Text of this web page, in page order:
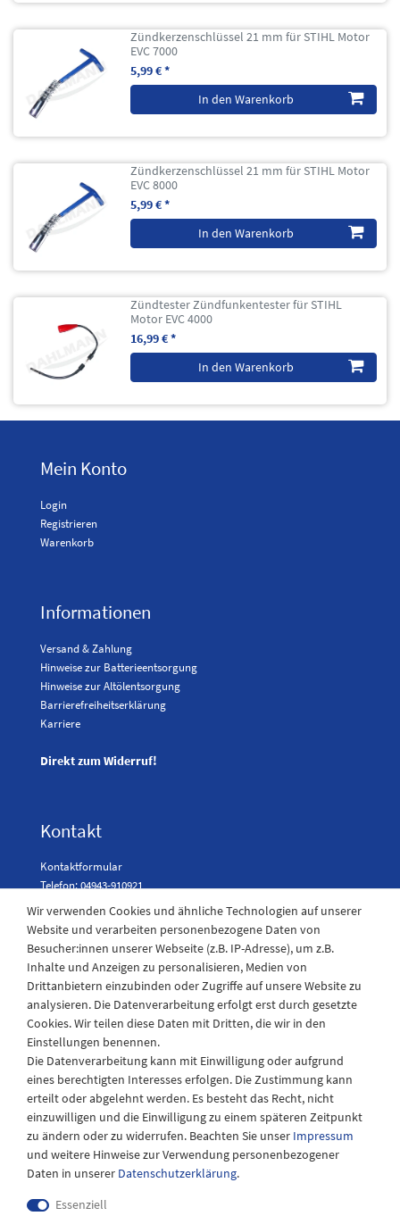
Zündkerzenschlüssel 21 mm für STIHL Motor
EVC 7000
5,99 € *
In den Warenkorb
Zündkerzenschlüssel 21 mm für STIHL Motor
EVC 8000
5,99 € *
In den Warenkorb
Zündtester Zündfunkentester für STIHL
Motor EVC 4000
16,99 € *
In den Warenkorb
Mein Konto
Login
Registrieren
Warenkorb
Informationen
Versand & Zahlung
Hinweise zur Batterieentsorgung
Hinweise zur Altölentsorgung
Barrierefreiheitserklärung
Karriere
Direkt zum Widerruf!
Kontakt
Kontaktformular
Telefon: 04943-910921
Laden Öffnungszeiten
Montag - Freitag
08:30 - 12:30 und 13.00 - 17.30 Uhr
Samstags
08:30 bis 12:30 Uhr
Wir verwenden Cookies und ähnliche Technologien auf unserer
Website und verarbeiten personenbezogene Daten von
Besucher:innen unserer Webseite (z.B. IP-Adresse), um z.B.
Inhalte und Anzeigen zu personalisieren, Medien von
Drittanbietern einzubinden oder Zugriffe auf unsere Website zu
analysieren. Die Datenverarbeitung erfolgt erst durch gesetzte
Cookies. Wir teilen diese Daten mit Dritten, die wir in den
Einstellungen benennen.
Die Datenverarbeitung kann mit Einwilligung oder aufgrund
eines berechtigten Interesses erfolgen. Die Zustimmung kann
erteilt oder abgelehnt werden. Es besteht das Recht, nicht
einzuwilligen und die Einwilligung zu einem späteren Zeitpunkt
zu ändern oder zu widerrufen. Beachten Sie unser Impressum
und weitere Hinweise zur Verwendung personenbezogener
Daten in unserer Daten­schutz­erklärung.
Essenziell